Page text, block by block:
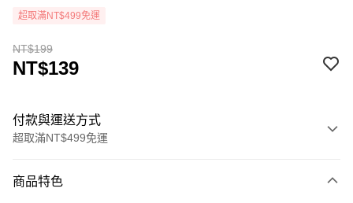
超取滿NT$499免運
NT$199
NT$139
付款與運送方式
超取滿NT$499免運
icash Pay
商品特色